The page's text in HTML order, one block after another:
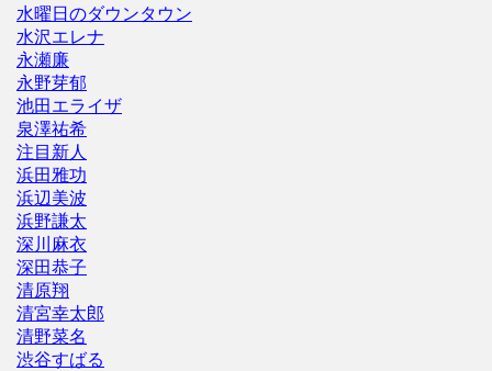
水曜日のダウンタウン
水沢エレナ
永瀬廉
永野芽郁
池田エライザ
泉澤祐希
注目新人
浜田雅功
浜辺美波
浜野謙太
深川麻衣
深田恭子
清原翔
清宮幸太郎
清野菜名
渋谷すばる